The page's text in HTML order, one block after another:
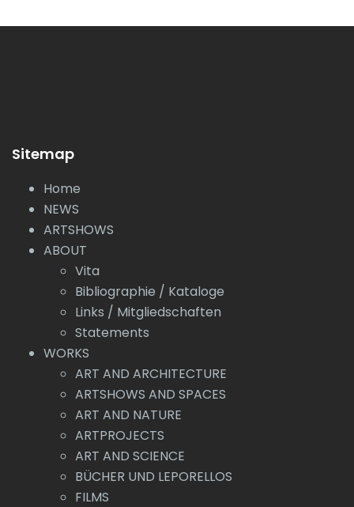
Sitemap
Home
NEWS
ARTSHOWS
ABOUT
Vita
Bibliographie / Kataloge
Links / Mitgliedschaften
Statements
WORKS
ART AND ARCHITECTURE
ARTSHOWS AND SPACES
ART AND NATURE
ARTPROJECTS
ART AND SCIENCE
BÜCHER UND LEPORELLOS
FILMS